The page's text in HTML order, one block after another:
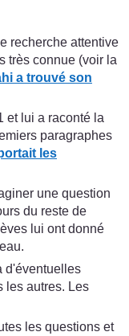
recherche attentive
très connue (voir la
a trouvé son
et lui a raconté la
paragraphes
les
une question
du reste de
lui ont donné
d'éventuelles
les autres. Les
les questions et